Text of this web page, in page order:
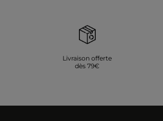
Livraison offerte
dès 79€